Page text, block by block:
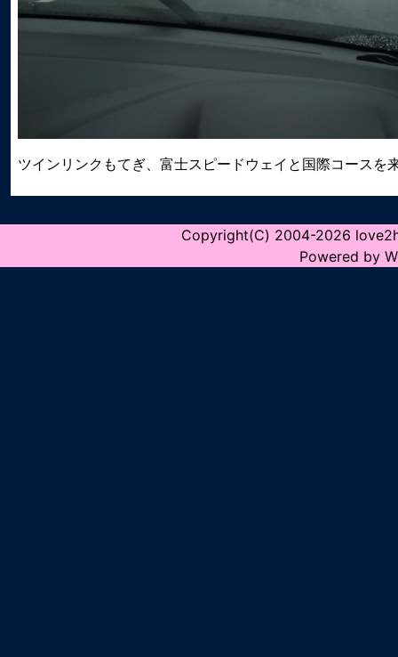
ツインリンクもてぎ、富士スピードウェイと国際コースを
Copyright(C) 2004-2026
Powered by